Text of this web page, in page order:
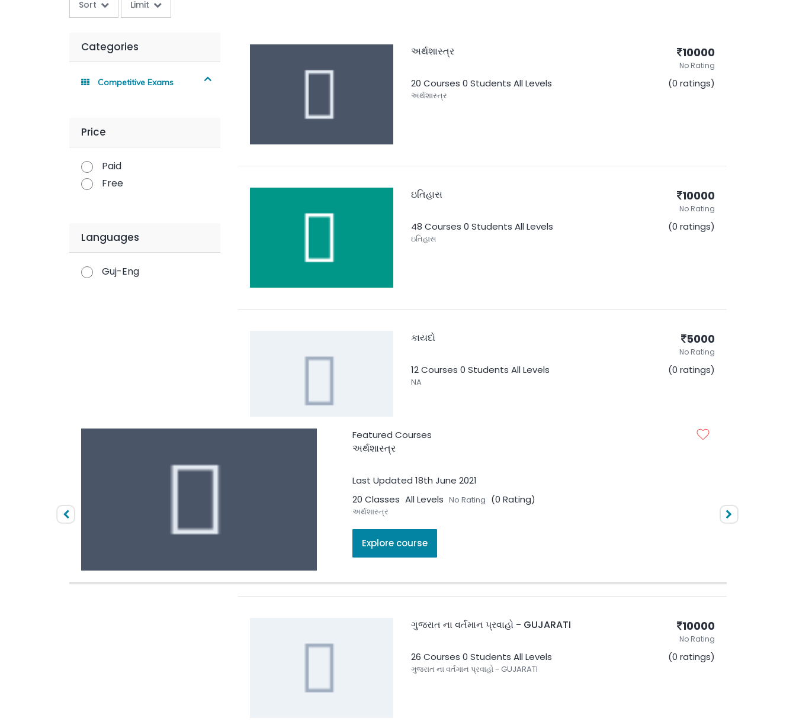
Featured Courses
અર્થશાસ્ત્ર
Last Updated 18th June 2021
20 Classes All Levels No Rating (0 Rating)
અર્થશાસ્ત્ર
Explore course
Sort Limit
Categories
Competitive Exams
Price
Paid
Free
Languages
Guj-Eng
અર્થશાસ્ત્ર
20 Courses 0 Students All Levels
અર્થશાસ્ત્ર
10000
No Rating
(0 ratings)
ઇતિહાસ
48 Courses 0 Students All Levels
ઇતિહાસ
10000
No Rating
(0 ratings)
કાયદો
12 Courses 0 Students All Levels
NA
5000
No Rating
(0 ratings)
ગણિત
ગુજરાત ના વર્તમાન પ્રવાહો - GUJARATI
26 Courses 0 Students All Levels
ગુજરાત ના વર્તમાન પ્રવાહો - GUJARATI
10000
No Rating
(0 ratings)